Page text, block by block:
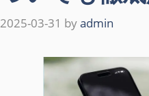
2025-03-31 byadmin